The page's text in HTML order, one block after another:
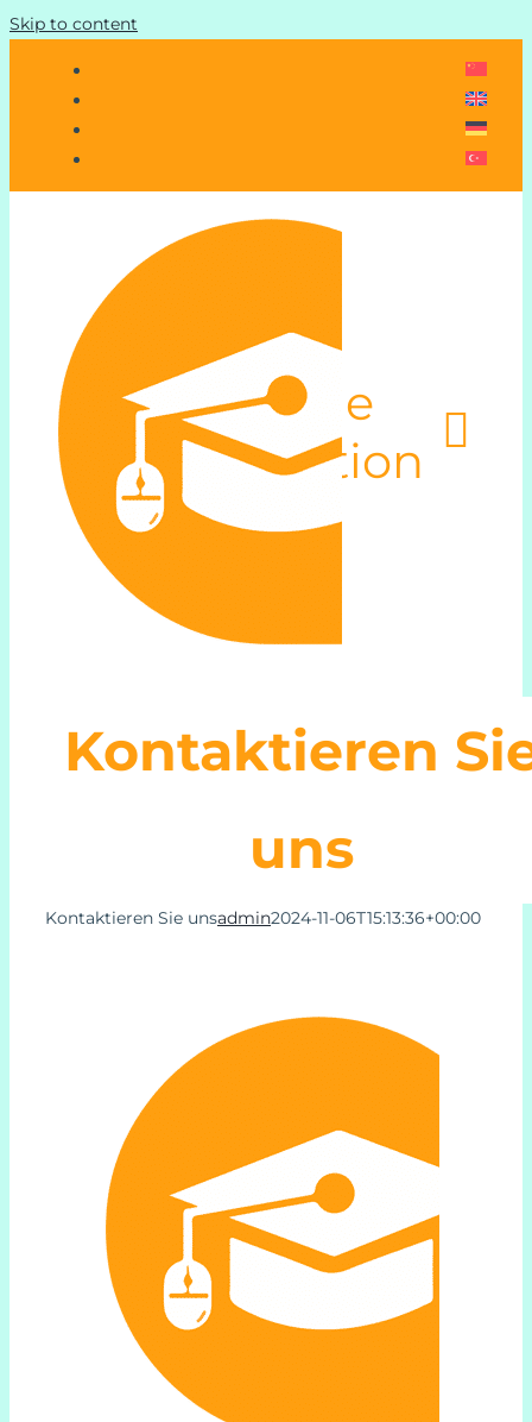
Skip to content
Toggle
Navigation
Online Deutschunterricht
Stundenplan und Preise
Über uns
Kontaktieren
uns
Kontaktieren Sie unsadmin2024-11-06T15:13:36+00:00